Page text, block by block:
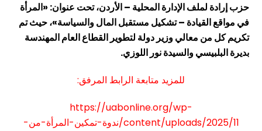
حزب إرادة لملف الإدارة المحلية – الأردن، تحت عنوان: «المرأة
في مواقع القيادة – تشكيل مستقبل المال والسياسة»، حيث تم
تكريم كل من معالي وزير دولة لتطوير القطاع العام المهندسة
بديرة البلبيسي والسيدة نور اللوزي.
للمزيد متابعة الرابط المرفق:
https://uabonline.org/wp-
content/uploads/2025/11/ندوة-تمكين-المرأة-من-